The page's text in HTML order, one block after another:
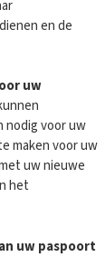
en de
uw
nodig voor uw
maken voor uw
uw nieuwe
het
uw paspoort